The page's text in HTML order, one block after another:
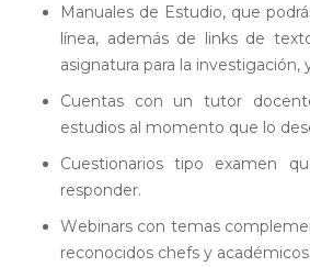
Manuales de Estudio, que podrás bajar o consultar en
línea, además de links de
asignatura para la investigación,
Cuentas con un tutor docente a lo largo de tus
estudios al momento que lo
Cuestionarios tipo examen que deberás realizar y
responder.
Webinars con temas complementarios realizados con
reconocidos chefs y